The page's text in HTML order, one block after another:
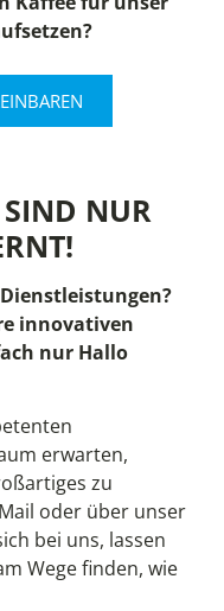
SIND NUR
innovativen
nur Hallo
erwarten,
zu
oder über unser
bei uns, lassen
Wege finden, wie